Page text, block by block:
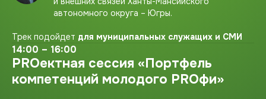
автономного округа – Югры.
Трек подойдет для муниципальных служащих и СМИ
14:00 – 16:00
PROектная сессия «Портфель
компетенций молодого PROфи»